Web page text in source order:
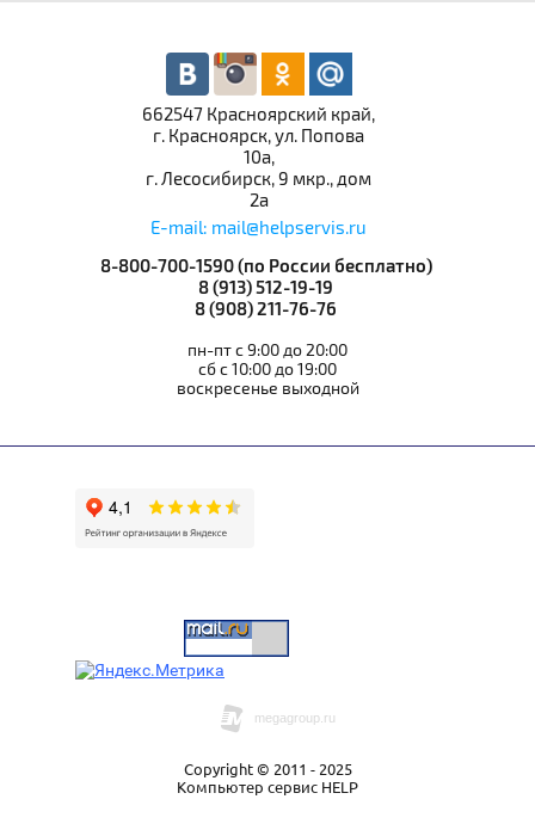
662547 Красноярский край,
г. Красноярск, ул. Попова
10а,
г. Лесосибирск, 9 мкр., дом
2а
E-mail: mail@helpservis.ru
8-800-700-1590 (по России бесплатно)
8 (913) 512-19-19
8 (908) 211-76-76
пн-пт с 9:00 до 20:00
сб с 10:00 до 19:00
воскресенье выходной
Copyright © 2011 - 2025
Компьютер сервис HELP